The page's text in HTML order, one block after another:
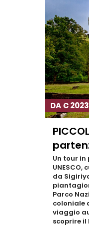
DA € 2023
Un tour
da
Parco
coloniale
viaggio
scoprire il